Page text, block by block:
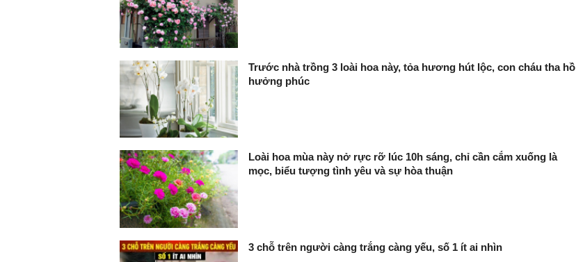
Trước nhà trồng 3 loài hoa này, tỏa hương hút lộc, con cháu tha hồ
hưởng phúc
Loài hoa mùa này nở rực rỡ lúc 10h sáng, chỉ cần cắm xuống là
mọc, biểu tượng tình yêu và sự hòa thuận
3 chỗ trên người càng trắng càng yếu, số 1 ít ai nhìn